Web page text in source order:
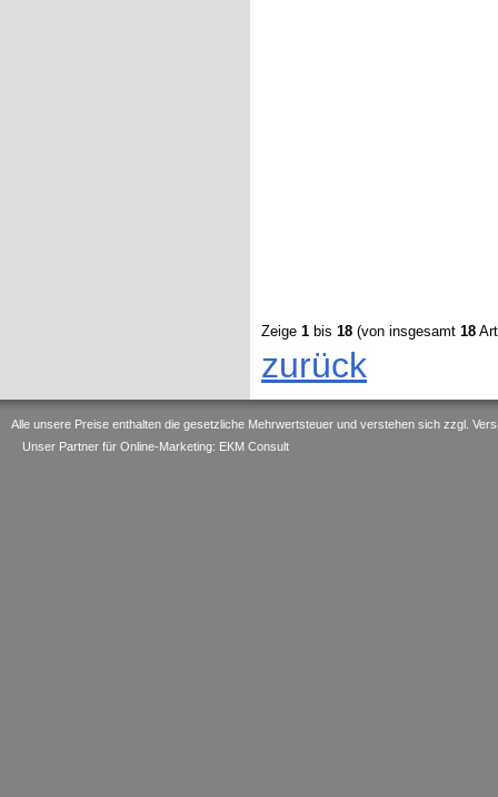
Zeige 1 bis 18 (von insgesamt 18
zurück
Alle unsere Preise enthalten die gesetzliche Mehrwertsteuer und verstehen sich zzgl.
Unser Partner für Online-Marketing: EKM Consult